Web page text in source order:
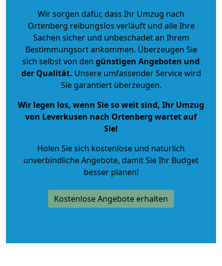
Wir sorgen dafür, dass Ihr Umzug nach
Ortenberg reibungslos verläuft und alle Ihre
Sachen sicher und unbeschadet an Ihrem
Bestimmungsort ankommen. Überzeugen Sie
sich selbst von den günstigen Angeboten und
der Qualität. Unsere umfassender Service wird
Sie garantiert überzeugen.
Wir legen los, wenn Sie so weit sind, Ihr Umzug
von Leverkusen nach Ortenberg wartet auf
Sie!
Holen Sie sich kostenlose und natürlich
unverbindliche Angebote, damit Sie Ihr Budget
besser planen!
Kostenlose Angebote erhalten